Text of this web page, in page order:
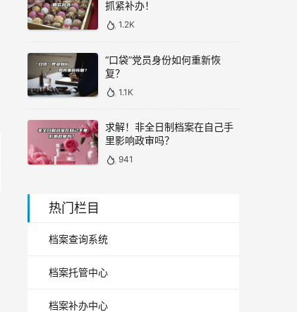
抓紧补办！
1.2K
“口袋”党员身份如何重新恢
复？
1.1K
求解！非全日制档案在自己手
里影响政审吗？
941
热门栏目
档案查询系统
档案托管中心
档案补办中心